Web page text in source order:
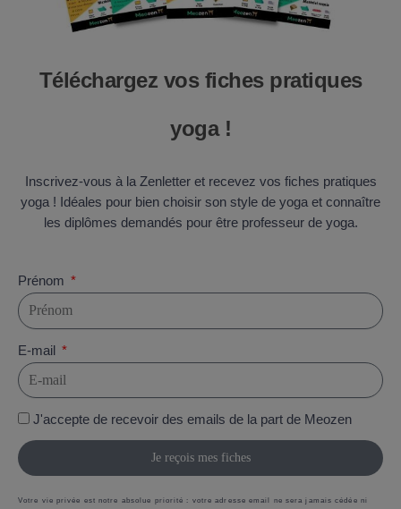
Téléchargez vos fiches pratiques
yoga !
Inscrivez-vous à la Zenletter et recevez vos fiches pratiques
yoga ! Idéales pour bien choisir son style de yoga et connaître
les diplômes demandés pour être professeur de yoga.
Prénom
E-mail
J'accepte de recevoir des emails de la part de Meozen
Je reçois mes fiches
Votre vie privée est notre absolue priorité : votre adresse email ne sera jamais cédée ni